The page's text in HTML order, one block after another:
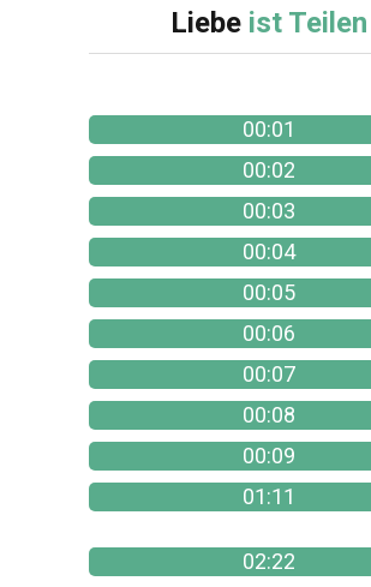
Liebe ist Teilen
00:01
00:02
00:03
00:04
00:05
00:06
00:07
00:08
00:09
01:11
02:22